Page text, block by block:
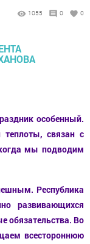
1055 0 0
особенный.
связан с
мы подводим
Республика
развивающихся
обязательства. Во
всестороннюю